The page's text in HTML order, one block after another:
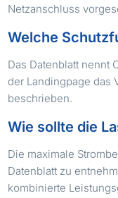
Netzanschluss
Welche
Das Datenblatt nennt
der Landingpage das
beschrieben.
Wie sollte die
Die maximale
Datenblatt zu
kombinierte